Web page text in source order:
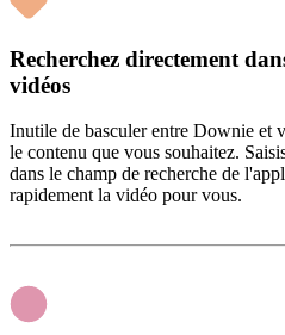
Recherchez directement
vidéos
Inutile de basculer entre Downie et
le contenu que vous souhaitez.
dans le champ de recherche de
rapidement la vidéo pour vous.